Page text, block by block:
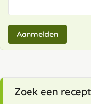
Aanmelden
Zoek een recept